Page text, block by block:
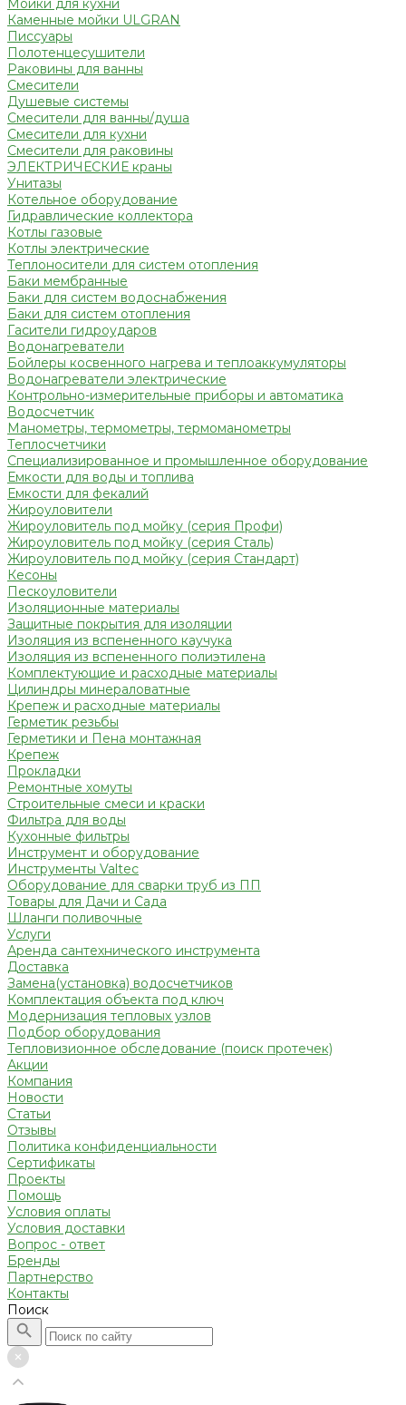
Мойки для кухни
Каменные мойки ULGRAN
Писсуары
Полотенцесушители
Раковины для ванны
Смесители
Душевые системы
Смесители для ванны/душа
Смесители для кухни
Смесители для раковины
ЭЛЕКТРИЧЕСКИЕ краны
Унитазы
Котельное оборудование
Гидравлические коллектора
Котлы газовые
Котлы электрические
Теплоносители для систем отопления
Баки мембранные
Баки для систем водоснабжения
Баки для систем отопления
Гасители гидроударов
Водонагреватели
Бойлеры косвенного нагрева и теплоаккумуляторы
Водонагреватели электрические
Контрольно-измерительные приборы и автоматика
Водосчетчик
Манометры, термометры, термоманометры
Теплосчетчики
Специализированное и промышленное оборудование
Емкости для воды и топлива
Емкости для фекалий
Жироуловители
Жироуловитель под мойку (серия Профи)
Жироуловитель под мойку (серия Сталь)
Жироуловитель под мойку (серия Стандарт)
Кесоны
Пескоуловители
Изоляционные материалы
Защитные покрытия для изоляции
Изоляция из вспененного каучука
Изоляция из вспененного полиэтилена
Комплектующие и расходные материалы
Цилиндры минераловатные
Крепеж и расходные материалы
Герметик резьбы
Герметики и Пена монтажная
Крепеж
Прокладки
Ремонтные хомуты
Строительные смеси и краски
Фильтра для воды
Кухонные фильтры
Инструмент и оборудование
Инструменты Valtec
Оборудование для сварки труб из ПП
Товары для Дачи и Сада
Шланги поливочные
Услуги
Аренда сантехнического инструмента
Доставка
Замена(установка) водосчетчиков
Комплектация объекта под ключ
Модернизация тепловых узлов
Подбор оборудования
Тепловизионное обследование (поиск протечек)
Акции
Компания
Новости
Статьи
Отзывы
Политика конфиденциальности
Сертификаты
Проекты
Помощь
Условия оплаты
Условия доставки
Вопрос - ответ
Бренды
Партнерство
Контакты
Поиск